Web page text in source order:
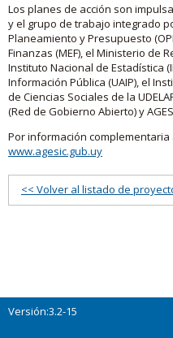
Los planes de acción son
y el grupo de trabajo integrado
Planeamiento y Presupuesto
Finanzas (MEF), el Ministerio de
Instituto Nacional de Estadística
Información Pública (UAIP), el
de Ciencias Sociales de la
(Red de Gobierno Abierto) y
Por información complementaria
www.agesic.gub.uy
<< Volver al listado de
Versión:3.2-15